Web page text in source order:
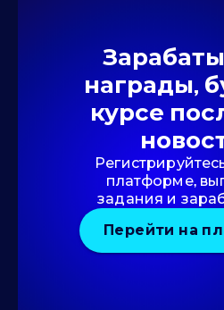
награды,
курсе
платформе,
задания и
Перейти на